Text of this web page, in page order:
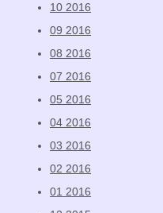
10 2016
09 2016
08 2016
07 2016
05 2016
04 2016
03 2016
02 2016
01 2016